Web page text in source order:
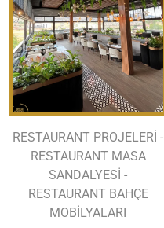
RESTAURANT PROJELERİ -
RESTAURANT MASA
SANDALYESİ -
RESTAURANT BAHÇE
MOBİLYALARI